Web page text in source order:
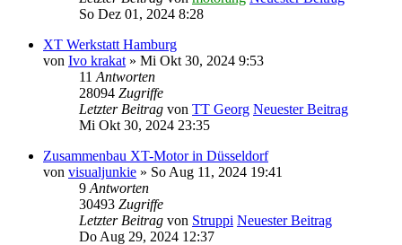
So Dez 01, 2024 8:28
XT Werkstatt Hamburg
von Ivo krakat » Mi Okt 30, 2024 9:53
11 Antworten
28094 Zugriffe
Letzter Beitrag von TT Georg Neuester Beitrag
Mi Okt 30, 2024 23:35
Zusammenbau XT-Motor in Düsseldorf
von visualjunkie » So Aug 11, 2024 19:41
9 Antworten
30493 Zugriffe
Letzter Beitrag von Struppi Neuester Beitrag
Do Aug 29, 2024 12:37